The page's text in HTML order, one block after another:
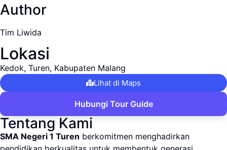
Author
Tim Liwida
Lokasi
Kedok, Turen, Kabupaten Malang
Lihat di Maps
Hubungi Tour Guide
Tentang Kami
SMA Negeri 1 Turen berkomitmen menghadirkan